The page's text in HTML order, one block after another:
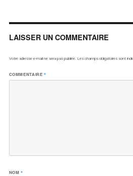
LAISSER UN COMMENTAIRE
Votre adresse e-mail ne sera pas publiée. Les champs obligatoires sont
COMMENTAIRE*
NOM*